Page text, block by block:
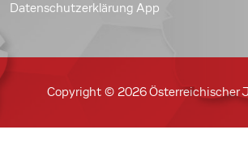
Datenschutzerklärung App
Copyright © 2026 Österreichischer